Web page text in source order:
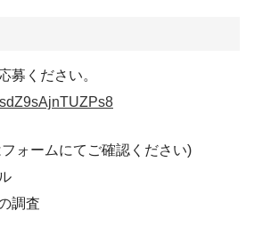
募ください。
ォームにてご確認ください)
調査